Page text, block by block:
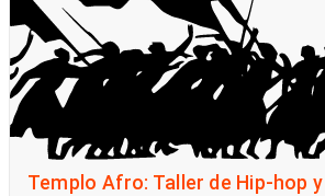
Templo Afro: Taller de Hip-hop y